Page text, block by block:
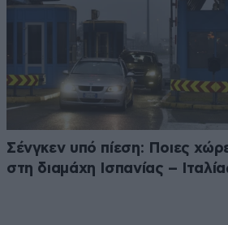
Σένγκεν υπό πίεση: Ποιες
στη διαμάχη Ισπανίας –